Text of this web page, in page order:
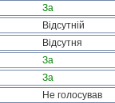
За
Відсутній
Відсутня
За
За
Не голосував